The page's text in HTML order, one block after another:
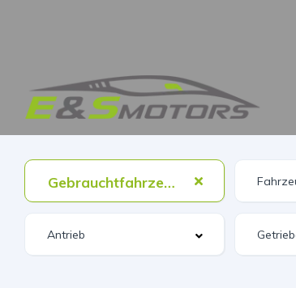
Gebrauchtfahrzeug